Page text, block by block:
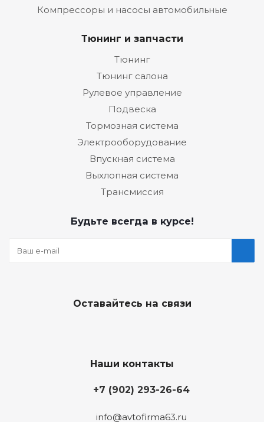
Компрессоры и насосы автомобильные
Тюнинг и запчасти
Тюнинг
Тюнинг салона
Рулевое управление
Подвеска
Тормозная система
Электрооборудование
Впускная система
Выхлопная система
Трансмиссия
Будьте всегда в курсе!
Оставайтесь на связи
Наши контакты
+7 (902) 293-26-64
info@avtofirma63.ru